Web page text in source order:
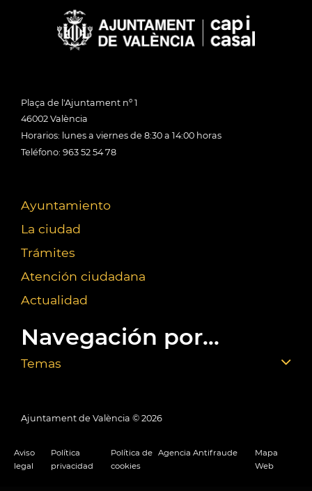
Plaça de l'Ajuntament nº 1
46002 València
Horarios: lunes a viernes de 8:30 a 14:00 horas
Teléfono: 963 52 54 78
Ayuntamiento
La ciudad
Trámites
Atención ciudadana
Actualidad
Navegación por...
Temas
Ajuntament de València © 2026
Aviso
legal
Política
privacidad
Política de
cookies
Agencia Antifraude
Mapa
Web